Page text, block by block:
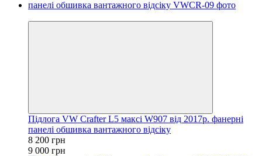
Підлога VW Crafter L5 максі W907 від 2017р. фанерні
панелі обшивка вантажного відсіку
8 200 грн
9 000 грн